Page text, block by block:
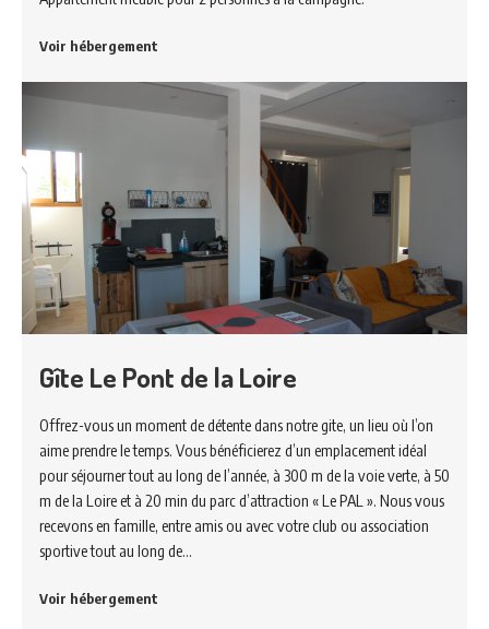
Voir hébergement
Gîte Le Pont de la Loire
Offrez-vous un moment de détente dans notre gite, un lieu où l’on
aime prendre le temps. Vous bénéficierez d’un emplacement idéal
pour séjourner tout au long de l’année, à 300 m de la voie verte, à 50
m de la Loire et à 20 min du parc d’attraction « Le PAL ». Nous vous
recevons en famille, entre amis ou avec votre club ou association
sportive tout au long de…
Voir hébergement